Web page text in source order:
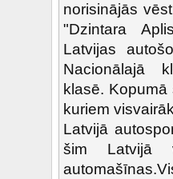
norisinājās
"Dzintara
Latvijas
Nacionālajā
klasē.
kuriem
Latvijā
šim Latvijā